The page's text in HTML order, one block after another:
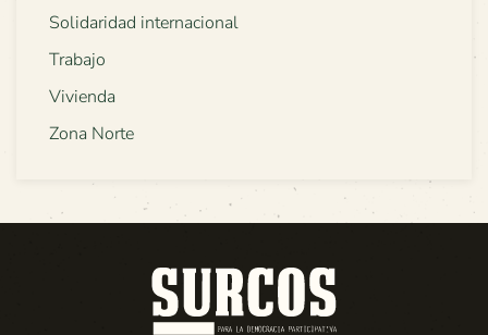
Solidaridad internacional
Trabajo
Vivienda
Zona Norte